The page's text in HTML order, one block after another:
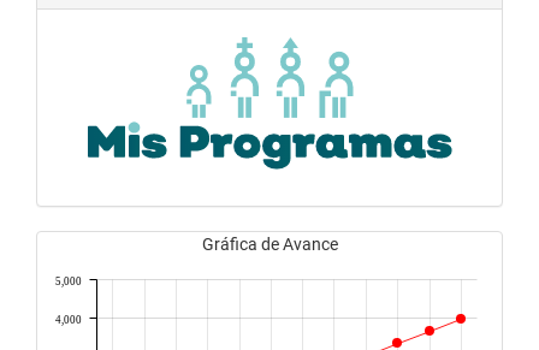
Gráfica de Avance
4,000
5,000